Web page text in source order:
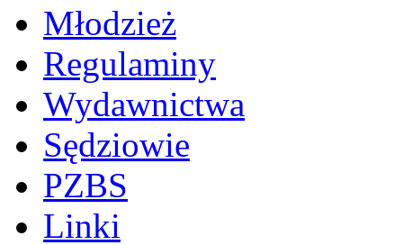
Młodzież
Regulaminy
Wydawnictwa
Sędziowie
PZBS
Linki